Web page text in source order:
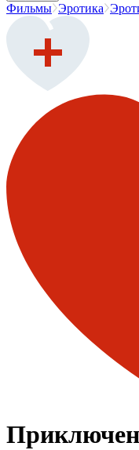
Фильмы Эротика